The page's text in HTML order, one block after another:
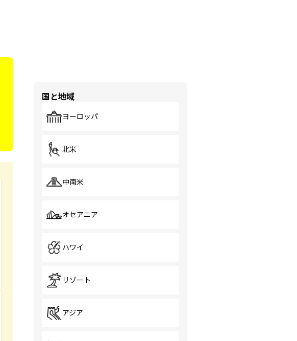
国と地域
ヨーロッパ
北米
中南米
オセアニア
ハワイ
リゾート
アジア